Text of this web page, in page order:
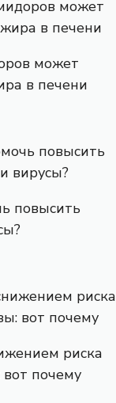
может
в печени
повысить
риска
почему